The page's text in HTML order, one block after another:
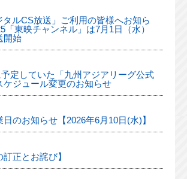
タルCS放送」ご利用の皆様へお知ら
「東映チャンネル」は7月1日（水）
開始
定していた「九州アジアリーグ公式
ケジュール変更のお知らせ
日のお知らせ【2026年6月10日(水)】
訂正とお詫び】